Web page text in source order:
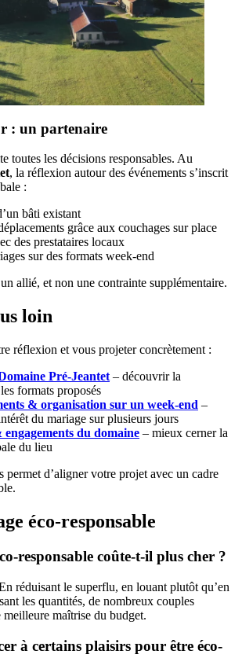
: un partenaire
toutes les décisions responsables. Au
, la réflexion autour des événements s’inscrit
:
bâti existant
grâce aux couchages sur place
des prestataires locaux
sur des formats week-end
allié, et non une contrainte supplémentaire.
loin
réflexion et vous projeter concrètement :
Pré-Jeantet – découvrir la
formats proposés
& organisation sur un week-end –
du mariage sur plusieurs jours
du domaine – mieux cerner la
du lieu
d’aligner votre projet avec un cadre
éco-responsable
responsable coûte-t-il plus cher ?
réduisant le superflu, en louant plutôt qu’en
les quantités, de nombreux couples
meilleure maîtrise du budget.
à certains plaisirs pour être éco-